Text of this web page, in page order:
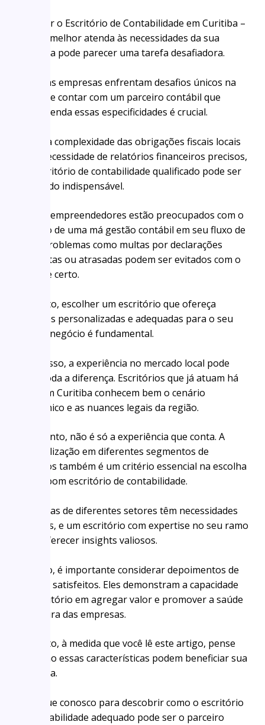
Escolher o Escritório de Contabilidade em Curitiba –
PR que melhor atenda às necessidades da sua
empresa pode parecer uma tarefa desafiadora.
Afinal, as empresas enfrentam desafios únicos na
região, e contar com um parceiro contábil que
compreenda essas especificidades é crucial.
Desde a complexidade das obrigações fiscais locais
até a necessidade de relatórios financeiros precisos,
um escritório de contabilidade qualificado pode ser
um aliado indispensável.
Muitos empreendedores estão preocupados com o
impacto de uma má gestão contábil em seu fluxo de
caixa. Problemas como multas por declarações
incorretas ou atrasadas podem ser evitados com o
suporte certo.
Portanto, escolher um escritório que ofereça
soluções personalizadas e adequadas para o seu
tipo de negócio é fundamental.
Além disso, a experiência no mercado local pode
fazer toda a diferença. Escritórios que já atuam há
anos em Curitiba conhecem bem o cenário
econômico e as nuances legais da região.
Entretanto, não é só a experiência que conta. A
especialização em diferentes segmentos de
negócios também é um critério essencial na escolha
de um bom escritório de contabilidade.
Empresas de diferentes setores têm necessidades
variadas, e um escritório com expertise no seu ramo
pode oferecer insights valiosos.
Por isso, é importante considerar depoimentos de
clientes satisfeitos. Eles demonstram a capacidade
do escritório em agregar valor e promover a saúde
financeira das empresas.
Portanto, à medida que você lê este artigo, pense
em como essas características podem beneficiar sua
empresa.
Continue conosco para descobrir como o escritório
de contabilidade adequado pode ser o parceiro